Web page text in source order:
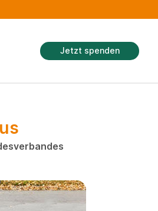
Jetzt spenden